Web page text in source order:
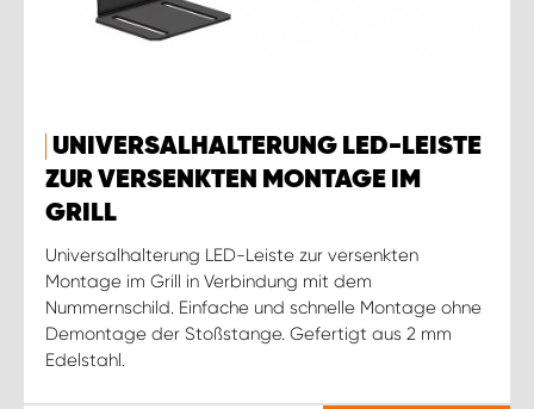
UNIVERSALHALTERUNG LED-LEISTE
ZUR VERSENKTEN MONTAGE IM
GRILL
Universalhalterung LED-Leiste zur versenkten
Montage im Grill in Verbindung mit dem
Nummernschild. Einfache und schnelle Montage ohne
Demontage der Stoßstange. Gefertigt aus 2 mm
Edelstahl.